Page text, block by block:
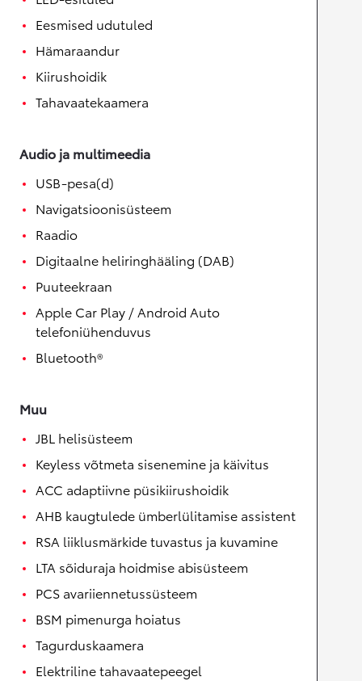
Eesmised udutuled
Hämaraandur
Kiirushoidik
Tahavaatekaamera
Audio ja multimeedia
USB-pesa(d)
Navigatsioonisüsteem
Raadio
Digitaalne heliringhääling (DAB)
Puuteekraan
Apple Car Play / Android Auto
telefoniühenduvus
Bluetooth®
Muu
JBL helisüsteem
Keyless võtmeta sisenemine ja käivitus
ACC adaptiivne püsikiirushoidik
AHB kaugtulede ümberlülitamise assistent
RSA liiklusmärkide tuvastus ja kuvamine
LTA sõiduraja hoidmise abisüsteem
PCS avariiennetussüsteem
BSM pimenurga hoiatus
Tagurduskaamera
Elektriline tahavaatepeegel